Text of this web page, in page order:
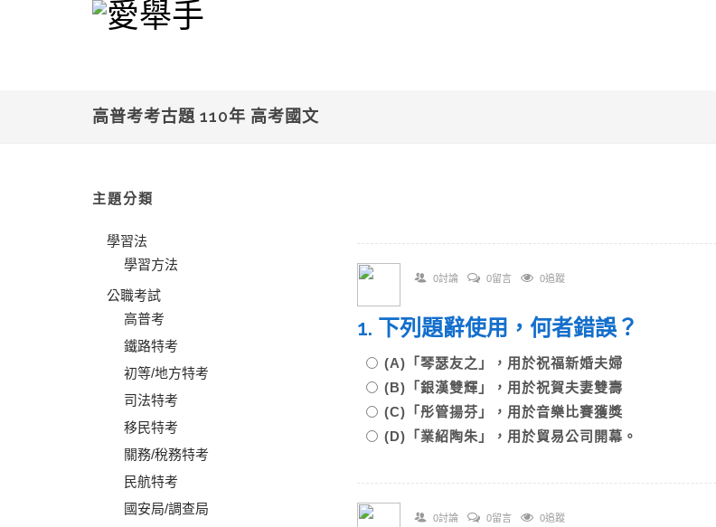
高普考考古題 110年 高考國文
主題分類
學習法
學習方法
公職考試
高普考
鐵路特考
初等/地方特考
司法特考
移民特考
關務/稅務特考
民航特考
國安局/調查局
0討論 0留言 0追蹤
1. 下列題辭使用，何者錯誤？
(A)「琴瑟友之」，用於祝福新婚夫婦
(B)「銀漢雙輝」，用於祝賀夫妻雙壽
(C)「彤管揚芬」，用於音樂比賽獲獎
(D)「業紹陶朱」，用於貿易公司開幕。
0討論 0留言 0追蹤